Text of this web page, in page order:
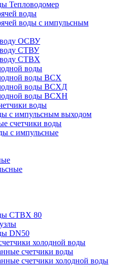
Тепловодомер
воды
воды с импульсным
воду ОСВУ
СТВУ
СТВХ
воды
воды ВСХ
воды ВСХД
воды ВСХН
воды
с импульсным выходом
счетчики воды
с импульсные
СТВХ 80
DN50
холодной воды
счетчики воды
счетчики холодной воды